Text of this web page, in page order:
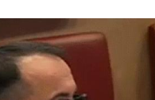
rapporteur